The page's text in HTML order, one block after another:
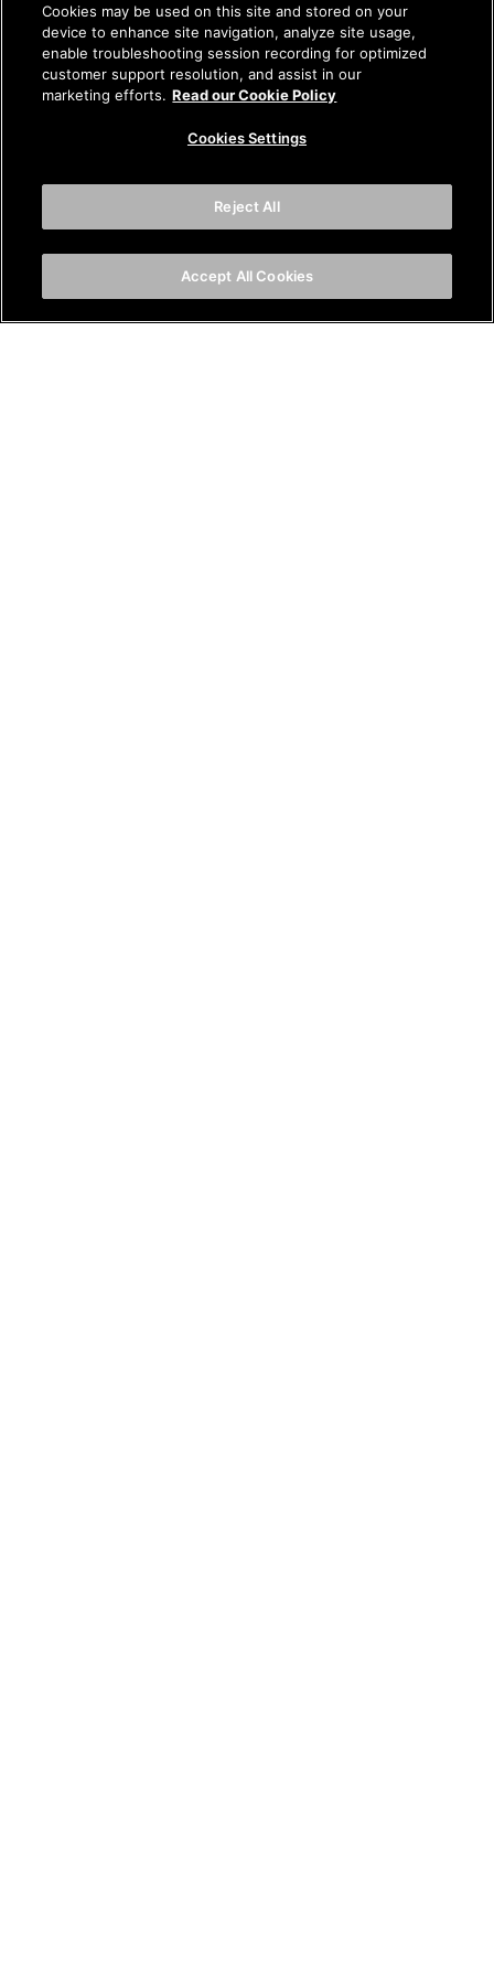
Cookies may be used on this site and stored on your
device to enhance site navigation, analyze site usage,
enable troubleshooting session recording for optimized
customer support resolution, and assist in our
marketing efforts. Read our Cookie Policy
Cookies Settings
Reject All
Accept All Cookies